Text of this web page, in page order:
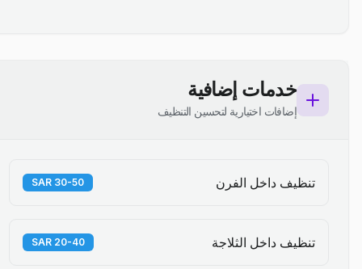
خدمات إضافية
إضافات اختيارية لتحسين التنظيف
تنظيف داخل الفرن 30-50 SAR
تنظيف داخل الثلاجة 20-40 SAR